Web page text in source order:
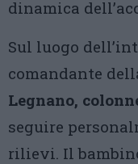
dinamica
Sul luogo
comandante
Legnano,
seguire
rilievi. Il